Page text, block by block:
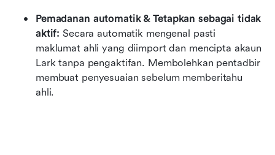
Pemadanan automatik & Tetapkan sebagai tidak
aktif: Secara automatik mengenal pasti
maklumat ahli yang diimport dan mencipta akaun
Lark tanpa pengaktifan. Membolehkan pentadbir
membuat penyesuaian sebelum memberitahu
ahli.